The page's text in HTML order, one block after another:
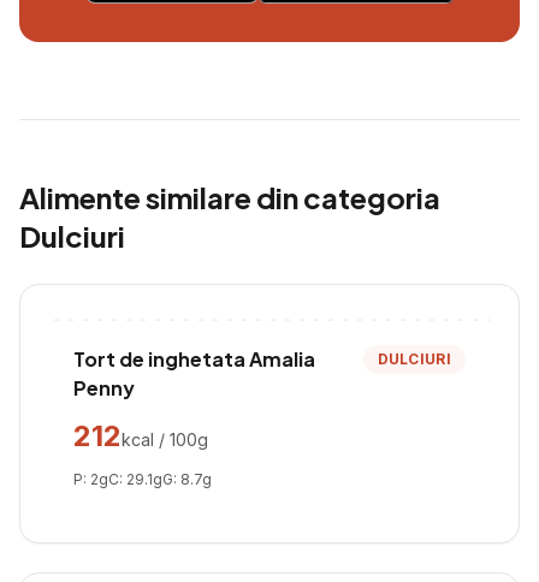
Alimente similare din categoria
Dulciuri
Tort de inghetata Amalia
Penny
DULCIURI
212kcal / 100g
P: 2gC: 29.1gG: 8.7g